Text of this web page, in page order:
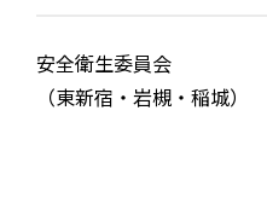
安全衛生委員会
（東新宿・岩槻・稲城）